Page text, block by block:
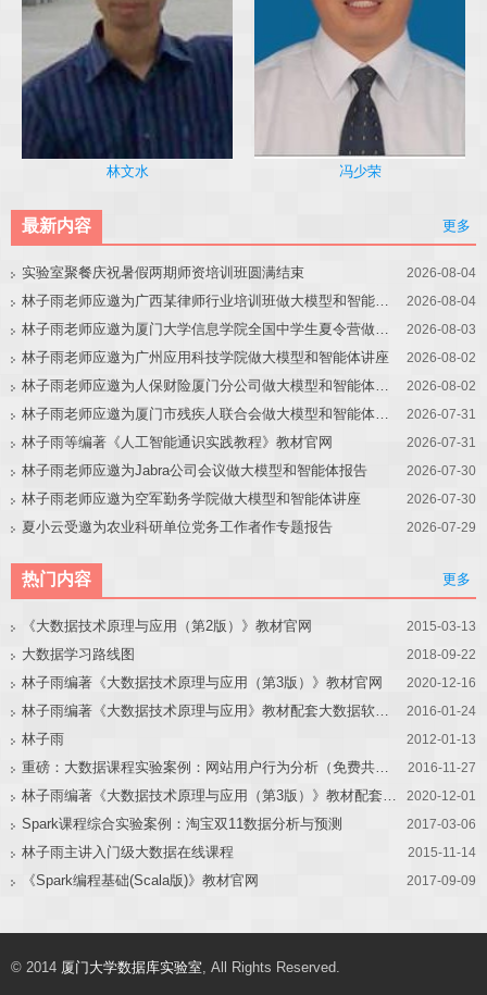
林文水 冯少荣
最新内容 更多
实验室聚餐庆祝暑假两期师资培训班圆满结束 2026-08-04
林子雨老师应邀为广西某律师行业培训班做大模型和智能体讲座 2026-08-04
林子雨老师应邀为厦门大学信息学院全国中学生夏令营做大模型讲座 2026-08-03
林子雨老师应邀为广州应用科技学院做大模型和智能体讲座 2026-08-02
林子雨老师应邀为人保财险厦门分公司做大模型和智能体讲座 2026-08-02
林子雨老师应邀为厦门市残疾人联合会做大模型和智能体讲座 2026-07-31
林子雨等编著《人工智能通识实践教程》教材官网 2026-07-31
林子雨老师应邀为Jabra公司会议做大模型和智能体报告 2026-07-30
林子雨老师应邀为空军勤务学院做大模型和智能体讲座 2026-07-30
夏小云受邀为农业科研单位党务工作者作专题报告 2026-07-29
热门内容 更多
《大数据技术原理与应用（第2版）》教材官网 2015-03-13
大数据学习路线图 2018-09-22
林子雨编著《大数据技术原理与应用（第3版）》教材官网 2020-12-16
林子雨编著《大数据技术原理与应用》教材配套大数据软件安装和编程实践指南 2016-01-24
林子雨 2012-01-13
重磅：大数据课程实验案例：网站用户行为分析（免费共享） 2016-11-27
林子雨编著《大数据技术原理与应用（第3版）》教材配套大数据软件安装和编程实践指南 2020-12-01
Spark课程综合实验案例：淘宝双11数据分析与预测 2017-03-06
林子雨主讲入门级大数据在线课程 2015-11-14
《Spark编程基础(Scala版)》教材官网 2017-09-09
© 2014 厦门大学数据库实验室, All Rights Reserved.